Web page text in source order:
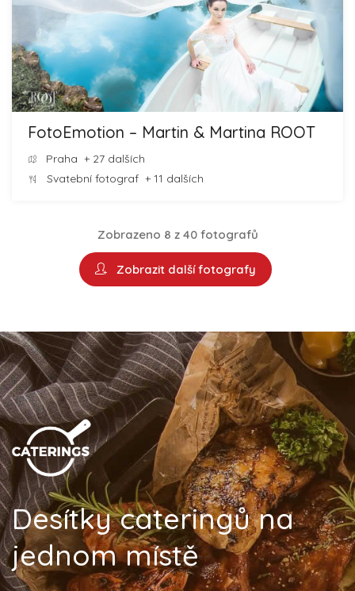
FotoEmotion – Martin & Martina ROOT
Praha + 27 dalších
Svatební fotograf + 11 dalších
Zobrazeno 8 z 40 fotografů
Zobrazit další fotografy
Desítky cateringů na
jednom místě